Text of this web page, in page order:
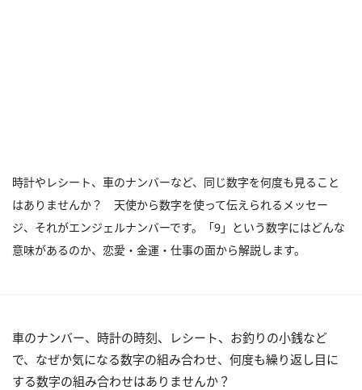
時計やレシート、車のナンバーなど、同じ数字を何度も見ること
はありませんか？ 天使から数字を使って伝えられるメッセー
ジ、それがエンジェルナンバーです。「9」という数字にはどんな
意味があるのか、恋愛・金運・仕事の面から解説します。
車のナンバー、時計の時刻、レシート、お釣りの小銭など
で、なぜか気になる数字の組み合わせ、何度も繰り返し目に
する数字の組み合わせはありませんか？